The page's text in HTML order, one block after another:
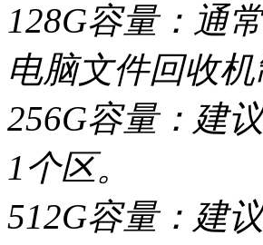
128G容量：通
电脑文件回收机
256G容量：建
1个区。
512G容量：建